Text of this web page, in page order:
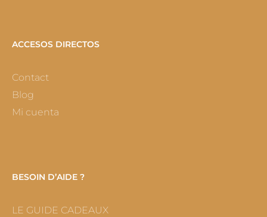
ACCESOS DIRECTOS
Contact
Blog
Mi cuenta
BESOIN D’AIDE ?
LE GUIDE CADEAUX